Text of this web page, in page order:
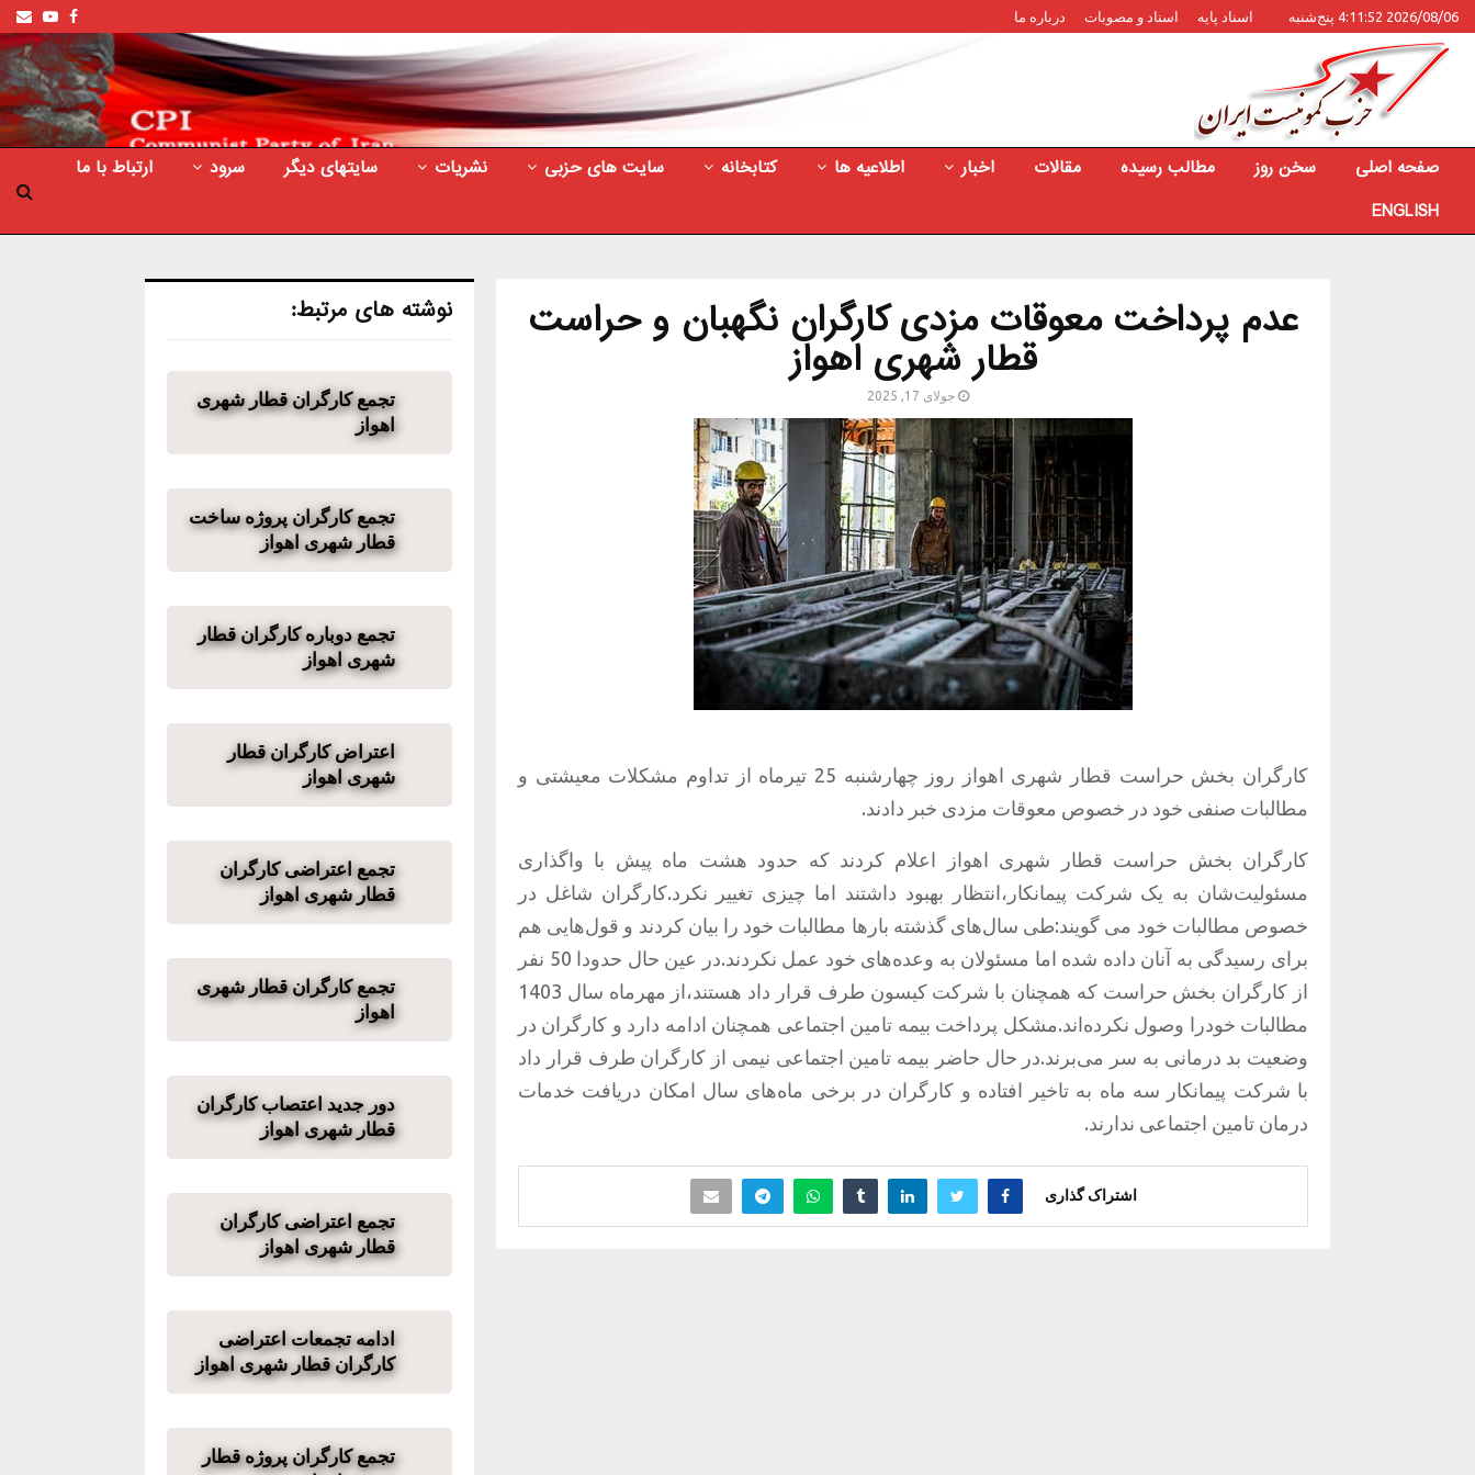
2026/08/06 4:11:52 پنج‌شنبه اسناد پایه اسناد و مصوبات درباره ما Facebook
صفحه اصلی سخن روز مطالب رسیده مقالات اخبار اطلاعیه ها کتابخانه سایت های حزبی نشریات سایتهای دیگر سرود
ارتباط با ما
ENGLISH
عدم پرداخت معوقات مزدی کارگران نگهبان و حراست
قطار شهری اهواز
جولای 17, 2025
کارگران بخش حراست قطار شهری اهواز روز چهارشنبه 25 تیرماه از تداوم مشکلات معیشتی و
مطالبات صنفی خود در خصوص معوقات مزدی خبر دادند.
کارگران بخش حراست قطار شهری اهواز اعلام کردند که حدود هشت ماه پیش با واگذاری
مسئولیت‌شان به یک شرکت پیمانکار،انتظار بهبود داشتند اما چیزی تغییر نکرد.کارگران شاغل در
خصوص مطالبات خود می گویند:طی سال‌های گذشته بارها مطالبات خود را بیان کردند و قول‌هایی هم
برای رسیدگی به آنان داده شده اما مسئولان به وعده‌های خود عمل نکردند.در عین حال حدودا 50 نفر
از کارگران بخش حراست که همچنان با شرکت کیسون طرف قرار داد هستند،از مهرماه سال 1403
مطالبات خودرا وصول نکرده‌اند.مشکل پرداخت بیمه تامین اجتماعی همچنان ادامه دارد و کارگران در
وضعیت بد درمانی به سر می‌برند.در حال حاضر بیمه تامین اجتماعی نیمی از کارگران طرف قرار داد
با شرکت پیمانکار سه ماه به تاخیر افتاده و کارگران در برخی ماه‌های سال امکان دریافت خدمات
درمان تامین اجتماعی ندارند.
اشتراک گذاری
نوشته های مرتبط:
تجمع کارگران قطار شهری
اهواز
تجمع کارگران پروژه ساخت
قطار شهری اهواز
تجمع دوباره کارگران قطار
شهری اهواز
اعتراض کارگران قطار
شهری اهواز
تجمع اعتراضی کارگران
قطار شهری اهواز
تجمع کارگران قطار شهری
اهواز
دور جدید اعتصاب کارگران
قطار شهری اهواز
تجمع اعتراضی کارگران
قطار شهری اهواز
ادامه تجمعات اعتراضی
کارگران قطار شهری اهواز
تجمع کارگران پروژه قطار